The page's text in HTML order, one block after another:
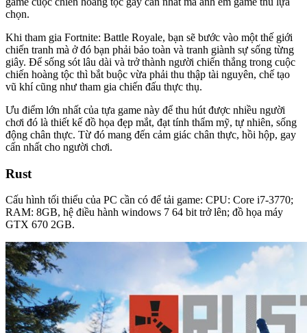
chọn.
Khi tham gia Fortnite: Battle Royale, bạn sẽ bước vào một thế giới
chiến tranh mà ở đó bạn phải bảo toàn và tranh giành sự sống từng
giây. Để sống sót lâu dài và trở thành người chiến thắng trong cuộc
chiến hoàng tộc thì bắt buộc vừa phải thu thập tài nguyên, chế tạo
vũ khí cũng như tham gia chiến đấu thực thụ.
Ưu điểm lớn nhất của tựa game này để thu hút được nhiều người
chơi đó là thiết kế đồ họa đẹp mắt, đạt tính thẩm mỹ, tự nhiên, sống
động chân thực. Từ đó mang đến cảm giác chân thực, hồi hộp, gay
cấn nhất cho người chơi.
Rust
Cấu hình tối thiểu của PC cần có để tải game: CPU: Core i7-3770;
RAM: 8GB, hệ điều hành windows 7 64 bit trở lên; đồ họa máy
GTX 670 2GB.